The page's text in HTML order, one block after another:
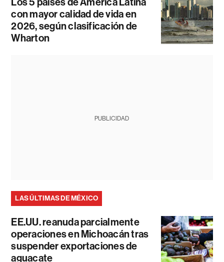
con mayor calidad de vida en
2026, según clasificación de
Wharton
PUBLICIDAD
LAS ÚLTIMAS DE MÉXICO
EE.UU. reanuda parcialmente
operaciones en Michoacán tras
suspender exportaciones de
aguacate